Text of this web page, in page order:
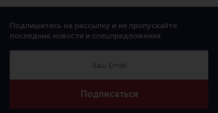
Подпишитесь на рассылку и не пропускайте
последние новости и спецпредложения
Подписаться